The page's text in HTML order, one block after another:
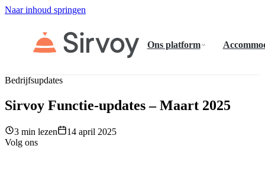
Naar inhoud springen
Ons platform
Bedrijfsupdates
Sirvoy Functie-updates – Maart 2025
3 min lezen
14 april 2025
Volg ons